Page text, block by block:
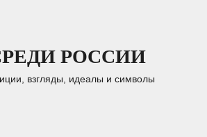
РОССИИ
взгляды, идеалы и символы